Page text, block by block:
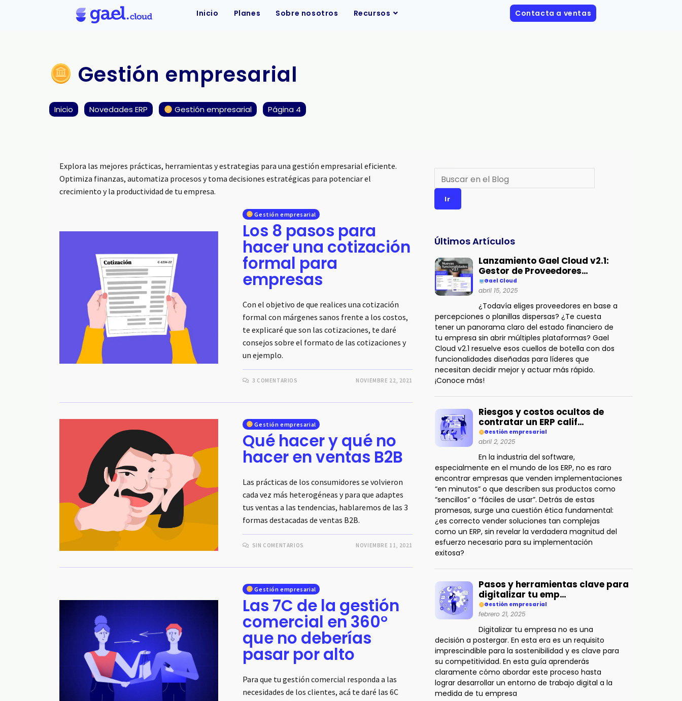
Inicio Planes Sobre nosotros Recursos Contacta a ventas
Gestión empresarial
Inicio Novedades ERP Gestión empresarial Página 4
Explora las mejores prácticas, herramientas y estrategias para una gestión empresarial eficiente.
Optimiza finanzas, automatiza procesos y toma decisiones estratégicas para potenciar el
crecimiento y la productividad de tu empresa.
Gestión empresarial
Los 8 pasos para
hacer una cotización
formal para
empresas
Con el objetivo de que realices una cotización
formal con márgenes sanos frente a los costos,
te explicaré que son las cotizaciones, te daré
consejos sobre el formato de las cotizaciones y
un ejemplo.
3 COMENTARIOS NOVIEMBRE 22, 2021
Gestión empresarial
Qué hacer y qué no
hacer en ventas B2B
Las prácticas de los consumidores se volvieron
cada vez más heterogéneas y para que adaptes
tus ventas a las tendencias, hablaremos de las 3
formas destacadas de ventas B2B.
SIN COMENTARIOS NOVIEMBRE 11, 2021
Gestión empresarial
Las 7C de la gestión
comercial en 360°
que no deberías
pasar por alto
Para que tu gestión comercial responda a las
necesidades de los clientes, acá te daré las 6C
Ir
Últimos Artículos
Lanzamiento Gael Cloud v2.1:
Gestor de Proveedores…
Gael Cloud
abril 15, 2025
¿Todavía eliges proveedores en base a
percepciones o planillas dispersas? ¿Te cuesta
tener un panorama claro del estado financiero de
tu empresa sin abrir múltiples plataformas? Gael
Cloud v2.1 resuelve esos cuellos de botella con dos
funcionalidades diseñadas para líderes que
necesitan decidir mejor y actuar más rápido.
¡Conoce más!
Riesgos y costos ocultos de
contratar un ERP calif…
Gestión empresarial
abril 2, 2025
En la industria del software,
especialmente en el mundo de los ERP, no es raro
encontrar empresas que venden implementaciones
“en minutos” o que describen sus productos como
“sencillos” o “fáciles de usar”. Detrás de estas
promesas, surge una cuestión ética fundamental:
¿es correcto vender soluciones tan complejas
como un ERP, sin revelar la verdadera magnitud del
esfuerzo necesario para su implementación
exitosa?
Pasos y herramientas clave para
digitalizar tu emp…
Gestión empresarial
febrero 21, 2025
Digitalizar tu empresa no es una
decisión a postergar. En esta era es un requisito
imprescindible para la sostenibilidad y es clave para
su competitividad. En esta guía aprenderás
claramente cómo abordar este proceso hasta
lograr desarrollar un entorno de trabajo digital a la
medida de tu empresa